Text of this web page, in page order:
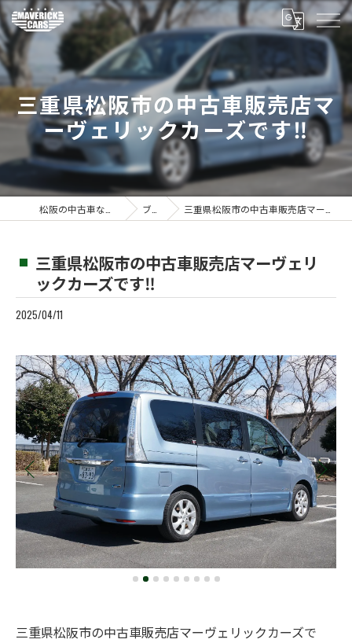
三重県松阪市の中古車販売店マ
ーヴェリックカーズです‼️
ブログ 三重県松阪市の中古車販売店マーヴェリックカーズです‼️
三重県松阪市の中古車販売店マーヴェリ
ックカーズです‼️
2025/04/11
三重県松阪市の中古車販売店マーヴェリックカーズで